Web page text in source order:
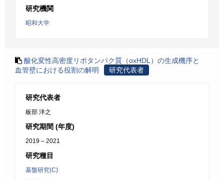
研究機関
昭和大学
酸化変性高密度リポタンパク質（oxHDL）の生成機序と
血管壁における役割の解明
研究代表者
研究代表者
板部 洋之
研究期間 (年度)
2019 – 2021
研究種目
基盤研究(C)